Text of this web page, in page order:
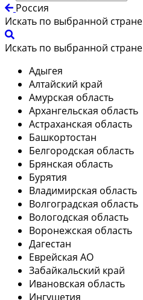
Россия
Искать по выбранной стране
Искать по выбранной стране
Адыгея
Алтайский край
Амурская область
Архангельская область
Астраханская область
Башкортостан
Белгородская область
Брянская область
Бурятия
Владимирская область
Волгоградская область
Вологодская область
Воронежская область
Дагестан
Еврейская АО
Забайкальский край
Ивановская область
Ингушетия